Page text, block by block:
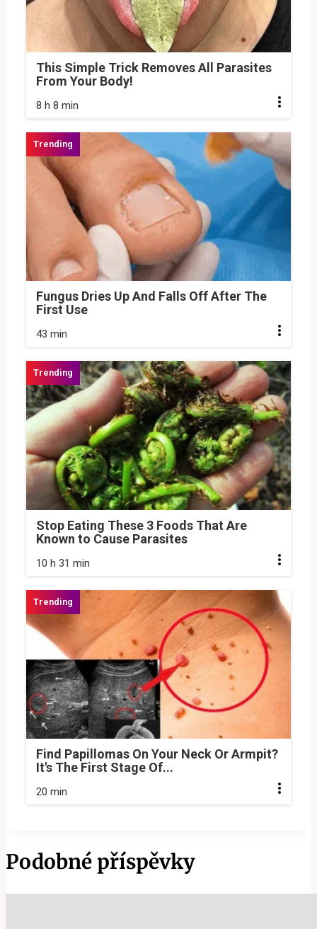
This Simple Trick Removes All Parasites
From Your Body!
8 h 8 min
Fungus Dries Up And Falls Off After The
First Use
43 min
Stop Eating These 3 Foods That Are
Known to Cause Parasites
10 h 31 min
Find Papillomas On Your Neck Or Armpit?
It's The First Stage Of...
20 min
Podobné příspěvky